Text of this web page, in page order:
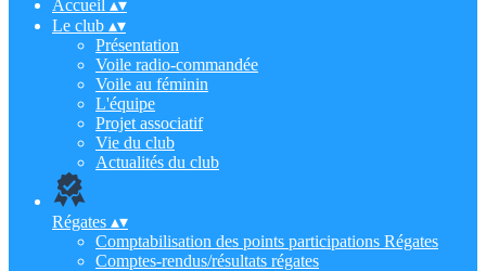
Accueil ▴▾
Le club ▴▾
Présentation
Voile radio-commandée
Voile au féminin
L'équipe
Projet associatif
Vie du club
Actualités du club
Régates ▴▾
Comptabilisation des points participations Régates
Comptes-rendus/résultats régates